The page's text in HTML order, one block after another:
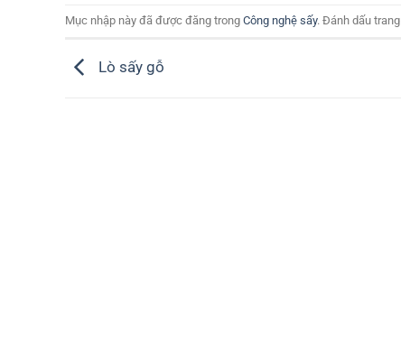
Mục nhập này đã được đăng trong Công nghệ sấy. Đánh dấu trang
Lò sấy gỗ